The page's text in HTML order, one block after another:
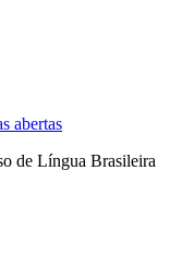
abertas
de Língua Brasileira